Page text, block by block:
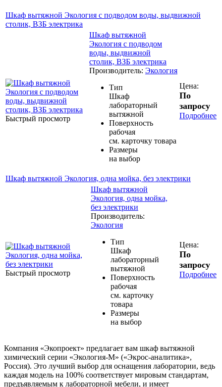
Шкаф вытяжной Экология с подводом воды, выдвижной
столик, ВЗБ электрика
Быстрый просмотр
Шкаф вытяжной
Экология с подводом
воды, выдвижной
столик, ВЗБ электрика
Производитель: Экология
Тип
Шкаф
лабораторный
вытяжной
Поверхность
рабочая
см. карточку товара
Размеры
на выбор
Цена:
По
запросу
Подробнее
Шкаф вытяжной Экология, одна мойка, без электрики
Быстрый просмотр
Шкаф вытяжной
Экология, одна мойка,
без электрики
Производитель:
Экология
Тип
Шкаф
лабораторный
вытяжной
Поверхность
рабочая
см. карточку
товара
Размеры
на выбор
Цена:
По
запросу
Подробнее
Компания «Экопроект» предлагает вам шкаф вытяжной
химический серии «Экология-М» («Экрос-аналитика»,
Россия). Это лучший выбор для оснащения лаборатории, ведь
каждая модель на 100% соответствует мировым стандартам,
предъявляемым к лабораторной мебели, и имеет